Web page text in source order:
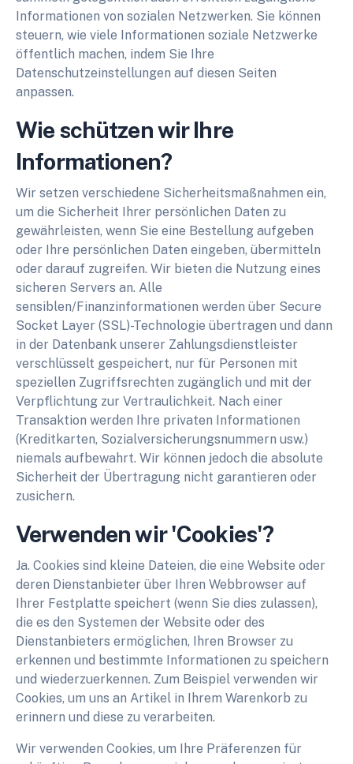
Informationen von sozialen Netzwerken. Sie können
steuern, wie viele Informationen soziale Netzwerke
öffentlich machen, indem Sie Ihre
Datenschutzeinstellungen auf diesen Seiten
anpassen.
Wie schützen wir Ihre
Informationen?
Wir setzen verschiedene Sicherheitsmaßnahmen ein,
um die Sicherheit Ihrer persönlichen Daten zu
gewährleisten, wenn Sie eine Bestellung aufgeben
oder Ihre persönlichen Daten eingeben, übermitteln
oder darauf zugreifen. Wir bieten die Nutzung eines
sicheren Servers an. Alle
sensiblen/Finanzinformationen werden über Secure
Socket Layer (SSL)-Technologie übertragen und dann
in der Datenbank unserer Zahlungsdienstleister
verschlüsselt gespeichert, nur für Personen mit
speziellen Zugriffsrechten zugänglich und mit der
Verpflichtung zur Vertraulichkeit. Nach einer
Transaktion werden Ihre privaten Informationen
(Kreditkarten, Sozialversicherungsnummern usw.)
niemals aufbewahrt. Wir können jedoch die absolute
Sicherheit der Übertragung nicht garantieren oder
zusichern.
Verwenden wir 'Cookies'?
Ja. Cookies sind kleine Dateien, die eine Website oder
deren Dienstanbieter über Ihren Webbrowser auf
Ihrer Festplatte speichert (wenn Sie dies zulassen),
die es den Systemen der Website oder des
Dienstanbieters ermöglichen, Ihren Browser zu
erkennen und bestimmte Informationen zu speichern
und wiederzuerkennen. Zum Beispiel verwenden wir
Cookies, um uns an Artikel in Ihrem Warenkorb zu
erinnern und diese zu verarbeiten.
Wir verwenden Cookies, um Ihre Präferenzen für